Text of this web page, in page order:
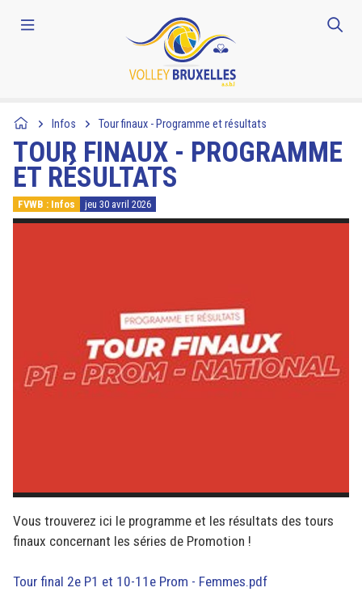
Infos Tour finaux - Programme et résultats
TOUR FINAUX - PROGRAMME
ET RÉSULTATS
FVWB : Infos jeu 30 avril 2026
Vous trouverez ici le programme et les résultats des tours
finaux concernant les séries de Promotion !
Tour final 2e P1 et 10-11e Prom - Femmes.pdf